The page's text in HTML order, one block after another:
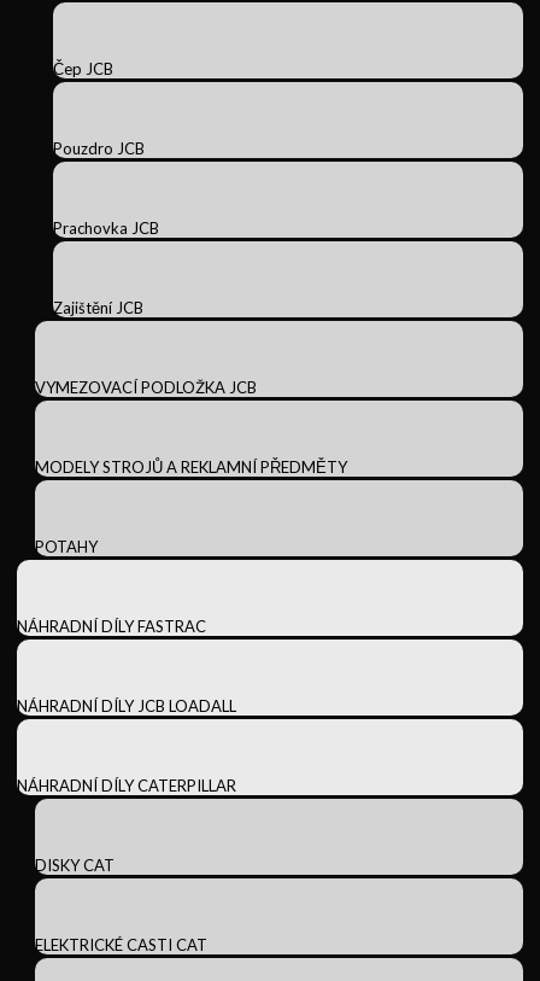
Čep JCB
Pouzdro JCB
Prachovka JCB
Zajištění JCB
VYMEZOVACÍ PODLOŽKA JCB
MODELY STROJŮ A REKLAMNÍ PŘEDMĚTY
POTAHY
NÁHRADNÍ DÍLY FASTRAC
NÁHRADNÍ DÍLY JCB LOADALL
NÁHRADNÍ DÍLY CATERPILLAR
DISKY CAT
ELEKTRICKÉ CASTI CAT